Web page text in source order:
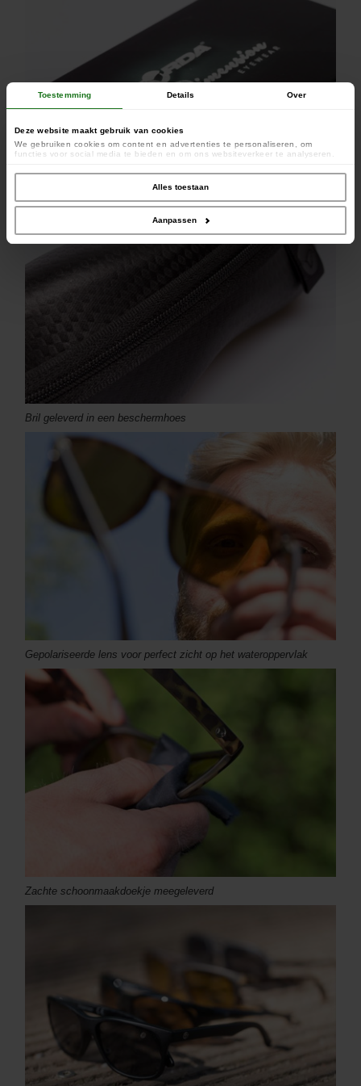
Toestemming Details Over
Deze website maakt gebruik van cookies
We gebruiken cookies om content en advertenties te personaliseren, om
functies voor social media te bieden en om ons websiteverkeer te analyseren.
social media, adverteren en analyse. Deze partners kunnen deze gegevens
combineren met andere informatie die u aan ze heeft verstrekt of die ze hebben
verzameld op basis van uw gebruik van hun services.
Alles toestaan
Aanpassen
Bril geleverd in een beschermhoes
Gepolariseerde lens voor perfect zicht op het wateroppervlak
Zachte schoonmaakdoekje meegeleverd